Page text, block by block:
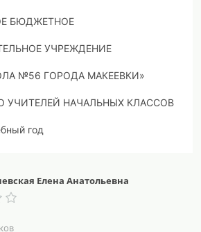
БЮДЖЕТНОЕ
УЧРЕЖДЕНИЕ
№56 ГОРОДА МАКЕЕВКИ»
УЧИТЕЛЕЙ НАЧАЛЬНЫХ КЛАССОВ
год
мастерства и развитие
компетентности педагога как
качества образования в условиях
образовательных стандартов»
Елена Анатольевна